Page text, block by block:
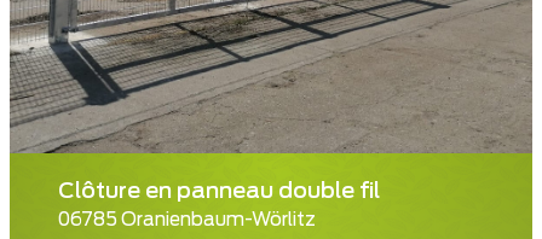
Clôture en panneau double fil
06785 Oranienbaum-Wörlitz